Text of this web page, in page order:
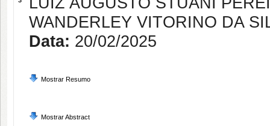
WANDERLEY VITORINO DA
Data: 20/02/2025
Mostrar Resumo
Mostrar Abstract